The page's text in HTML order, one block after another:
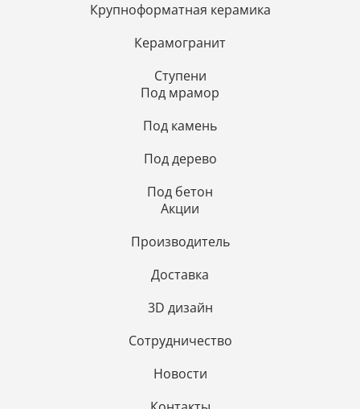
Крупноформатная керамика
Керамогранит
Ступени
Под мрамор
Под камень
Под дерево
Под бетон
Акции
Производитель
Доставка
3D дизайн
Сотрудничество
Новости